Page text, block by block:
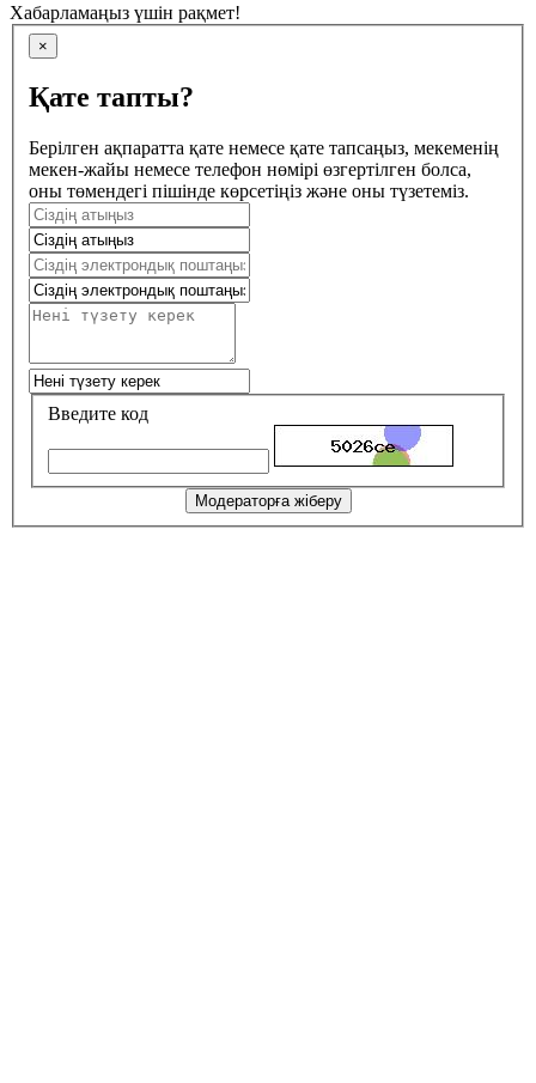
Хабарламаңыз үшін рақмет!
×
Қате тапты?
Берілген ақпаратта қате немесе қате тапсаңыз, мекеменің
мекен-жайы немесе телефон нөмірі өзгертілген болса,
оны төмендегі пішінде көрсетіңіз және оны түзетеміз.
Введите код
Модераторға жіберу